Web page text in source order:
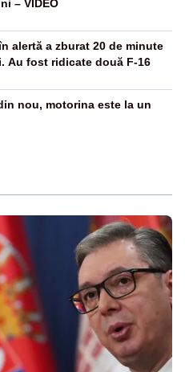
– VIDEO
alertă a zburat 20 de minute
Au fost ridicate două F-16
nou, motorina este la un